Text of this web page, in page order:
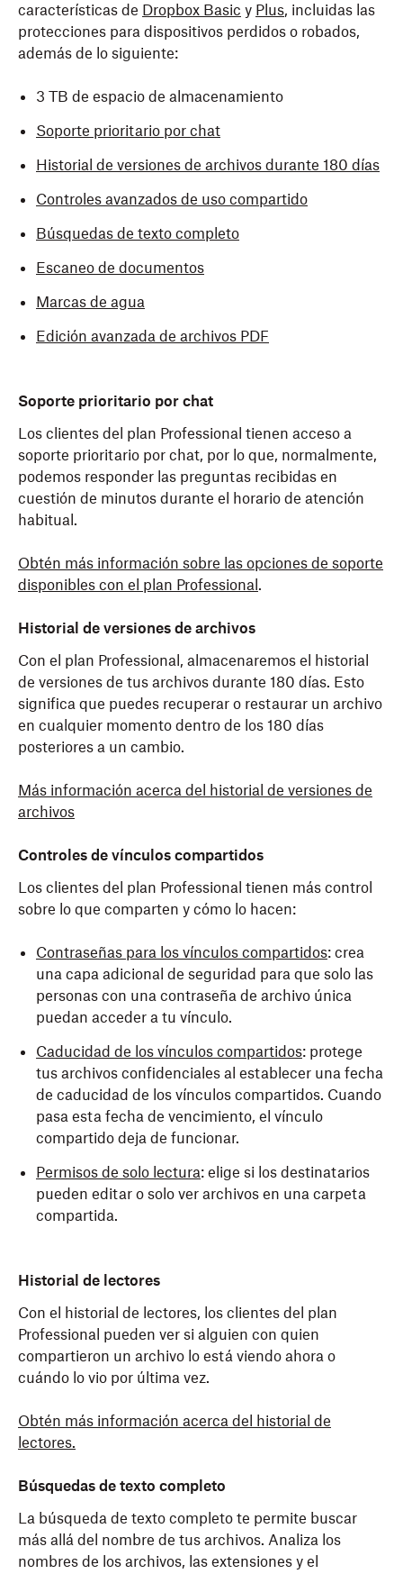
características de Dropbox Basic y Plus, incluidas las
protecciones para dispositivos perdidos o robados,
además de lo siguiente:
3 TB de espacio de almacenamiento
Soporte prioritario por chat
Historial de versiones de archivos durante 180 días
Controles avanzados de uso compartido
Búsquedas de texto completo
Escaneo de documentos
Marcas de agua
Edición avanzada de archivos PDF
Soporte prioritario por chat
Los clientes del plan Professional tienen acceso a
soporte prioritario por chat, por lo que, normalmente,
podemos responder las preguntas recibidas en
cuestión de minutos durante el horario de atención
habitual.
Obtén más información sobre las opciones de soporte
disponibles con el plan Professional .
Historial de versiones de archivos
Con el plan Professional, almacenaremos el historial
de versiones de tus archivos durante 180 días. Esto
significa que puedes recuperar o restaurar un archivo
en cualquier momento dentro de los 180 días
posteriores a un cambio.
Más información acerca del historial de versiones de
archivos
Controles de vínculos compartidos
Los clientes del plan Professional tienen más control
sobre lo que comparten y cómo lo hacen:
Contraseñas para los vínculos compartidos: crea
una capa adicional de seguridad para que solo las
personas con una contraseña de archivo única
puedan acceder a tu vínculo.
Caducidad de los vínculos compartidos: protege
tus archivos confidenciales al establecer una fecha
de caducidad de los vínculos compartidos. Cuando
pasa esta fecha de vencimiento, el vínculo
compartido deja de funcionar.
Permisos de solo lectura: elige si los destinatarios
pueden editar o solo ver archivos en una carpeta
compartida.
Historial de lectores
Con el historial de lectores, los clientes del plan
Professional pueden ver si alguien con quien
compartieron un archivo lo está viendo ahora o
cuándo lo vio por última vez.
Obtén más información acerca del historial de
lectores.
Búsquedas de texto completo
La búsqueda de texto completo te permite buscar
más allá del nombre de tus archivos. Analiza los
nombres de los archivos, las extensiones y el